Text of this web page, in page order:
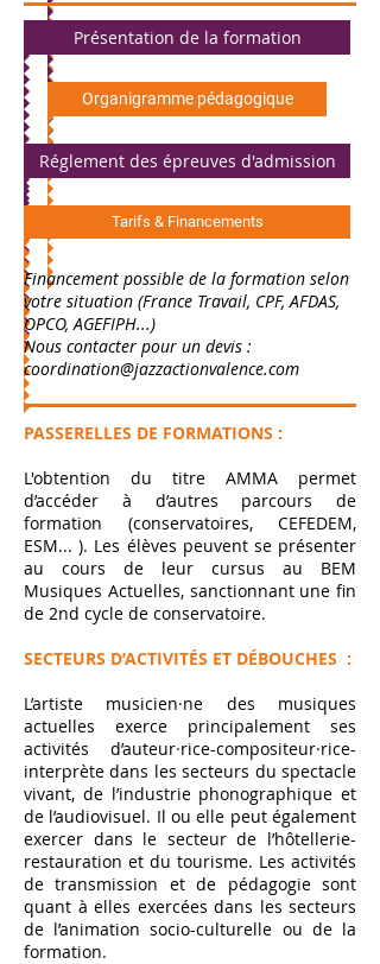
Présentation de la formation
Organigramme pédagogique
Réglement des épreuves d'admission
Tarifs & Financements
Financement possible de la formation selon
votre situation (France Travail, CPF, AFDAS,
OPCO, AGEFIPH...)
Nous contacter pour un devis :
coordination@jazzactionvalence.com
PASSERELLES DE FORMATIONS :
L'obtention du titre AMMA permet
d’accéder à d’autres parcours de
formation (conservatoires, CEFEDEM,
ESM... ). Les élèves peuvent se présenter
au cours de leur cursus au BEM
Musiques Actuelles, sanctionnant une fin
de 2nd cycle de conservatoire.
SECTEURS D’ACTIVITÉS ET DÉBOUCHES :
L’artiste musicien·ne des musiques
actuelles exerce principalement ses
activités d’auteur·rice-compositeur·rice-
interprète dans les secteurs du spectacle
vivant, de l’industrie phonographique et
de l’audiovisuel. Il ou elle peut également
exercer dans le secteur de l’hôtellerie-
restauration et du tourisme. Les activités
de transmission et de pédagogie sont
quant à elles exercées dans les secteurs
de l’animation socio-culturelle ou de la
formation.